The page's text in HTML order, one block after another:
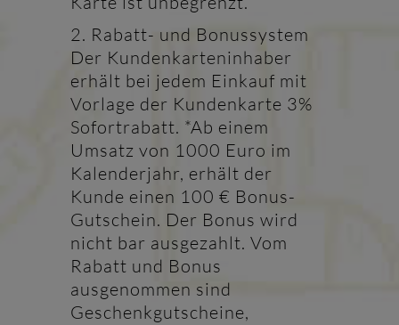
2. Rabatt- und Bonussystem
Der Kundenkarteninhaber
erhält bei jedem Einkauf mit
Vorlage der Kundenkarte 3%
Sofortrabatt. *Ab einem
Umsatz von 1000 Euro im
Kalenderjahr, erhält der
Kunde einen 100 € Bonus-
Gutschein. Der Bonus wird
nicht bar ausgezahlt. Vom
Rabatt und Bonus
ausgenommen sind
Geschenkgutscheine,